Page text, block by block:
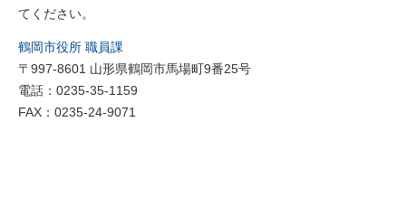
てください。
鶴岡市役所 職員課
〒997-8601 山形県鶴岡市馬場町9番25号
電話：0235-35-1159
FAX：0235-24-9071